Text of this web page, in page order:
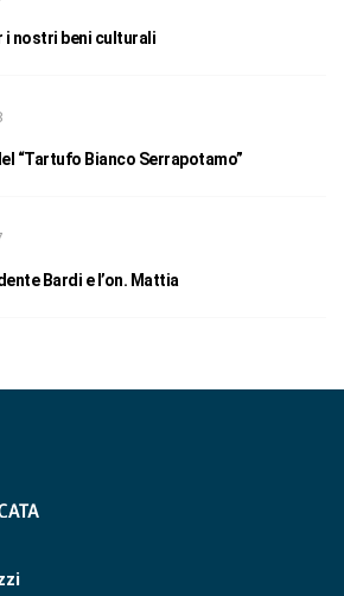
i nostri beni culturali
“Tartufo Bianco Serrapotamo”
Bardi e l’on. Mattia